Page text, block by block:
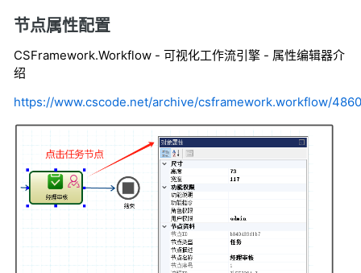
节点属性配置
CSFramework.Workflow - 可视化工作流引擎 - 属性编辑器介
绍
https://www.cscode.net/archive/csframework.workflow/